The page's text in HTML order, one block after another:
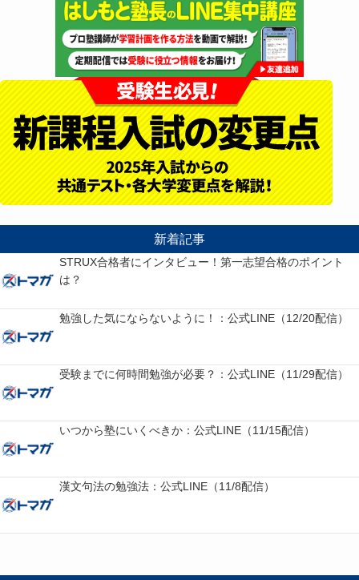
新着記事
STRUX合格者にインタビュー！第一志望合格のポイント
は？
勉強した気にならないように！：公式LINE（12/20配信）
受験までに何時間勉強が必要？：公式LINE（11/29配信）
いつから塾にいくべきか：公式LINE（11/15配信）
漢文句法の勉強法：公式LINE（11/8配信）